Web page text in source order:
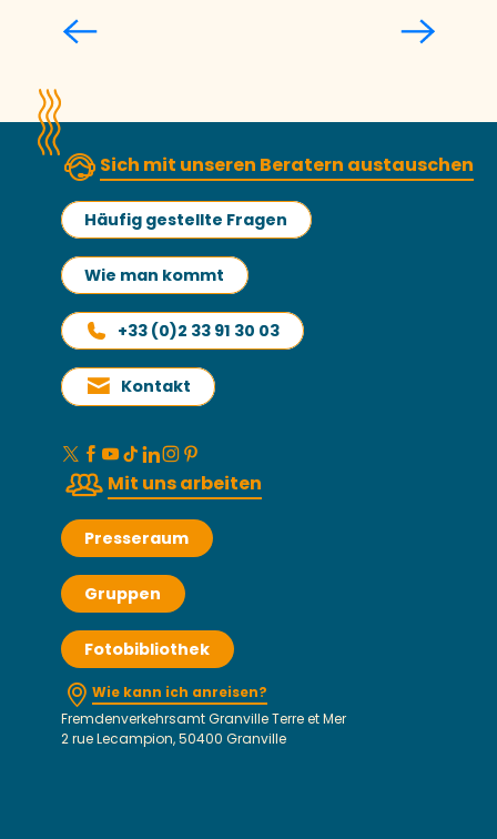
Sich mit unseren Beratern austauschen
Häufig gestellte Fragen
Wie man kommt
+33 (0)2 33 91 30 03
Kontakt
Mit uns arbeiten
Presseraum
Gruppen
Fotobibliothek
Wie kann ich anreisen?
Fremdenverkehrsamt Granville Terre et Mer
2 rue Lecampion, 50400 Granville